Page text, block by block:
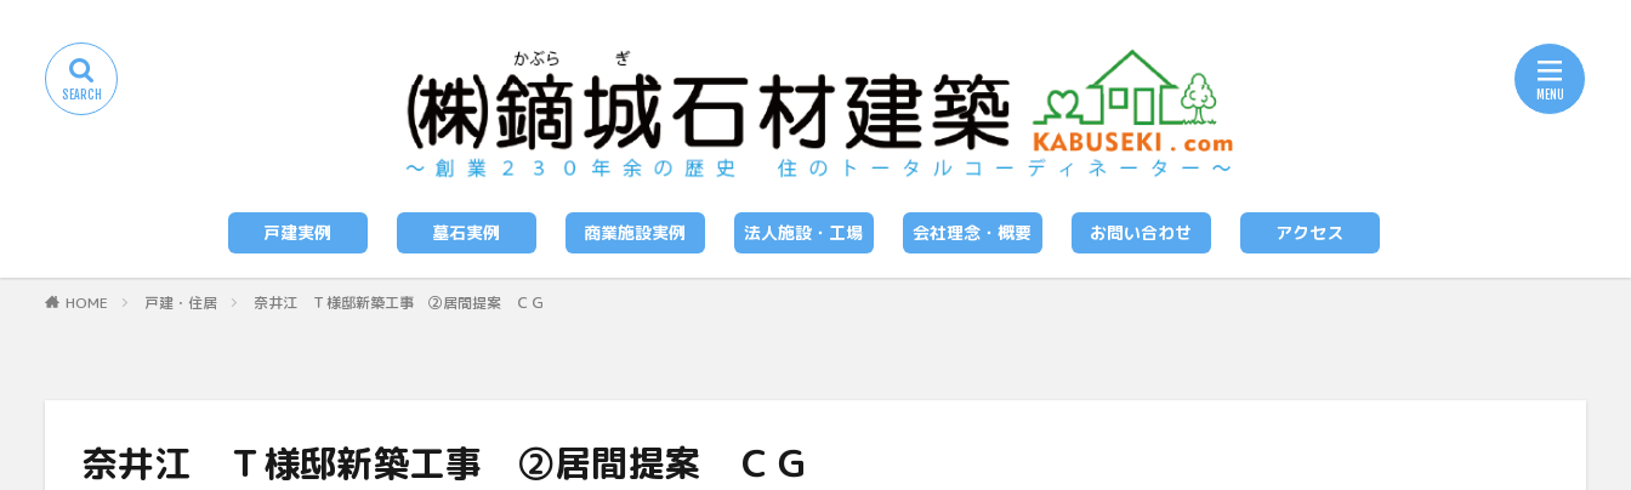
戸建実例 墓石実例 商業施設実例 法人施設・工場 会社理念・概要 お問い合わせ アクセス
HOME 戸建・住居 奈井江 Ｔ様邸新築工事 ②居間提案 ＣＧ
奈井江 Ｔ様邸新築工事 ②居間提案 ＣＧ